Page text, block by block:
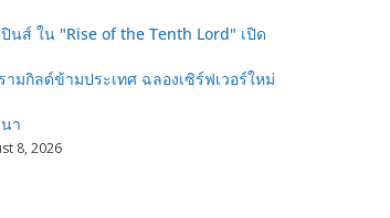
นส์ ใน "Rise of the Tenth Lord" เปิด
ามกิลด์ข้ามประเทศ ฉลองเซิร์ฟเวอร์ใหม่
นา
8, 2026